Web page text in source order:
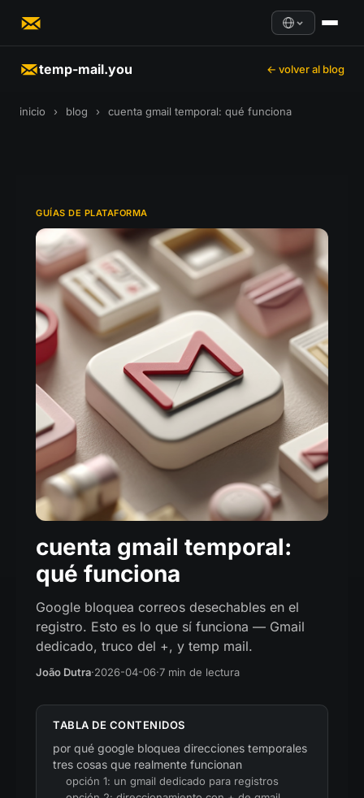
temp-mail.you ← volver al blog
inicio › blog › cuenta gmail temporal: qué funciona
GUÍAS DE PLATAFORMA
cuenta gmail temporal:
qué funciona
Google bloquea correos desechables en el
registro. Esto es lo que sí funciona — Gmail
dedicado, truco del +, y temp mail.
João Dutra·2026-04-06·7 min de lectura
TABLA DE CONTENIDOS
por qué google bloquea direcciones temporales
tres cosas que realmente funcionan
opción 1: un gmail dedicado para registros